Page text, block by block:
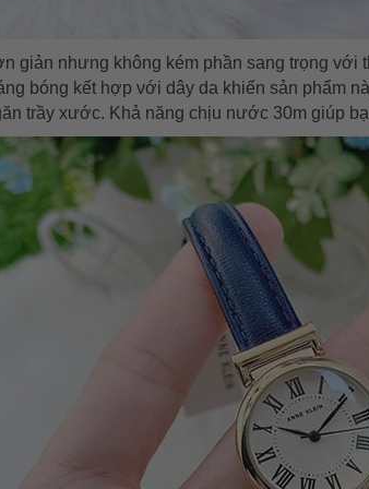
giản nhưng không kém phần sang trọng với
bóng kết hợp với dây da khiến sản phẩm
trầy xước. Khả năng chịu nước 30m giúp